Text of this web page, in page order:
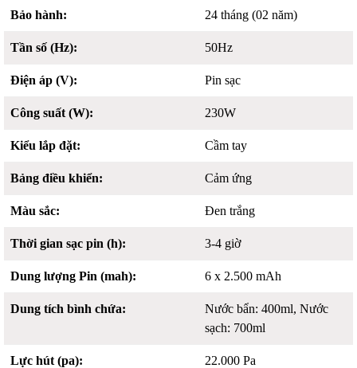
Bảo hành: 24 tháng (02 năm)
Tần số (Hz): 50Hz
Điện áp (V): Pin sạc
Công suất (W): 230W
Kiểu lắp đặt: Cầm tay
Bảng điều khiển: Cảm ứng
Màu sắc: Đen trắng
Thời gian sạc pin (h): 3-4 giờ
Dung lượng Pin (mah): 6 x 2.500 mAh
Dung tích bình chứa:
Nước bẩn: 400ml, Nước
sạch: 700ml
Lực hút (pa): 22.000 Pa